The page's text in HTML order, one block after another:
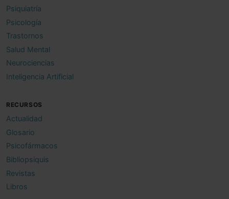
Psiquiatría
Psicología
Trastornos
Salud Mental
Neurociencias
Inteligencia Artificial
RECURSOS
Actualidad
Glosario
Psicofármacos
Bibliopsiquis
Revistas
Libros